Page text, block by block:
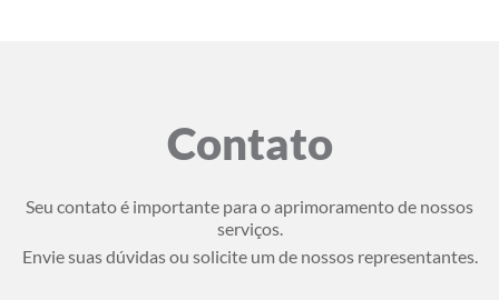
Contato
Seu contato é importante para o aprimoramento de nossos
serviços.
Envie suas dúvidas ou solicite um de nossos representantes.